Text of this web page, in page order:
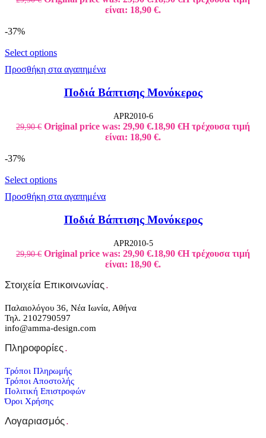
είναι: 18,90 €.
-37%
Select options
Προσθήκη στα αγαπημένα
Ποδιά Βάπτισης Μονόκερος
APR2010-6
29,90€ Original price was: 29,90 €.18,90 €Η τρέχουσα τιμή
είναι: 18,90 €.
-37%
Select options
Προσθήκη στα αγαπημένα
Ποδιά Βάπτισης Μονόκερος
APR2010-5
29,90€ Original price was: 29,90 €.18,90 €Η τρέχουσα τιμή
είναι: 18,90 €.
Στοιχεία Επικοινωνίας.
Παλαιολόγου 36, Νέα Ιωνία, Αθήνα
Τηλ. 2102790597
info@amma-design.com
Πληροφορίες.
Τρόποι Πληρωμής
Τρόποι Αποστολής
Πολιτική Επιστροφών
Όροι Χρήσης
Λογαριασμός.